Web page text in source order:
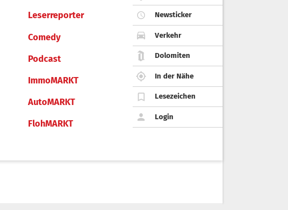
Leserreporter
Comedy
Podcast
ImmoMARKT
AutoMARKT
FlohMARKT
Newsticker
Verkehr
Dolomiten
In der Nähe
Lesezeichen
Login